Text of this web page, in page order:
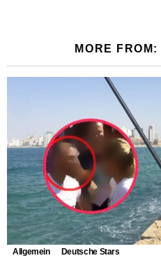
MORE FROM:
Allgemein Deutsche Stars